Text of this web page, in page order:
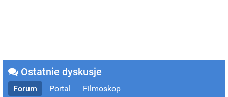
Ostatnie dyskusje
Forum Portal Filmoskop